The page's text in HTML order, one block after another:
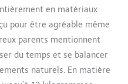
en matériaux
pour être agréable même
parents mentionnent
du temps et se balancer
naturels. En matière